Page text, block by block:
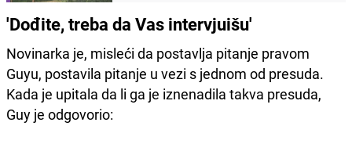
'Dođite, treba da Vas intervjuišu'
Novinarka je, misleći da postavlja pitanje pravom
Guyu, postavila pitanje u vezi s jednom od presuda.
Kada je upitala da li ga je iznenadila takva presuda,
Guy je odgovorio: